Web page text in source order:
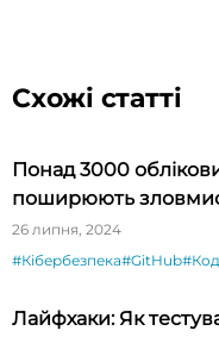
Схожі статті
Понад 3000
поширюють
26 липня, 2024
#Кібербезпека#GitHub#Код
Лайфхаки: Як